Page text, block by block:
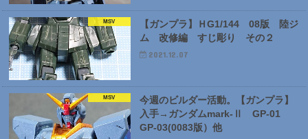
MSV
【ガンプラ】ＨG1/144 08版 陸ジ
ム 改修編 すじ彫り その２
2021.12.07
MSV
今週のビルダー活動。【ガンプラ】
入手→ガンダムmark-Ⅱ GP-01
GP-03(0083版）他